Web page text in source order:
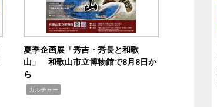
夏季企画展「秀吉・秀長と和歌
山」 和歌山市立博物館で8月8日か
ら
カルチャー